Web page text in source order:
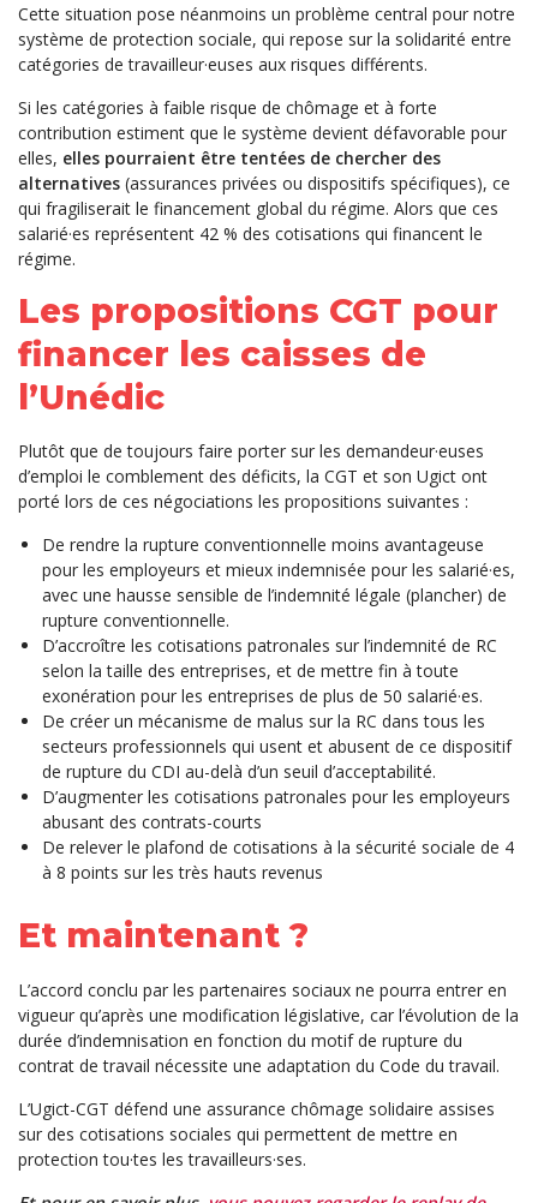
Cette situation pose néanmoins un problème central pour notre
système de protection sociale, qui repose sur la solidarité entre
catégories de travailleur·euses aux risques différents.
Si les catégories à faible risque de chômage et à forte
contribution estiment que le système devient défavorable pour
elles, elles pourraient être tentées de chercher des
alternatives (assurances privées ou dispositifs spécifiques), ce
qui fragiliserait le financement global du régime. Alors que ces
salarié·es représentent 42 % des cotisations qui financent le
régime.
Les propositions CGT pour
financer les caisses de
l’Unédic
Plutôt que de toujours faire porter sur les demandeur·euses
d’emploi le comblement des déficits, la CGT et son Ugict ont
porté lors de ces négociations les propositions suivantes :
De rendre la rupture conventionnelle moins avantageuse
pour les employeurs et mieux indemnisée pour les salarié·es,
avec une hausse sensible de l’indemnité légale (plancher) de
rupture conventionnelle.
D’accroître les cotisations patronales sur l’indemnité de RC
selon la taille des entreprises, et de mettre fin à toute
exonération pour les entreprises de plus de 50 salarié·es.
De créer un mécanisme de malus sur la RC dans tous les
secteurs professionnels qui usent et abusent de ce dispositif
de rupture du CDI au-delà d’un seuil d’acceptabilité.
D’augmenter les cotisations patronales pour les employeurs
abusant des contrats-courts
De relever le plafond de cotisations à la sécurité sociale de 4
à 8 points sur les très hauts revenus
Et maintenant ?
L’accord conclu par les partenaires sociaux ne pourra entrer en
vigueur qu’après une modification législative, car l’évolution de la
durée d’indemnisation en fonction du motif de rupture du
contrat de travail nécessite une adaptation du Code du travail.
L’Ugict-CGT défend une assurance chômage solidaire assises
sur des cotisations sociales qui permettent de mettre en
protection tou·tes les travailleurs·ses.